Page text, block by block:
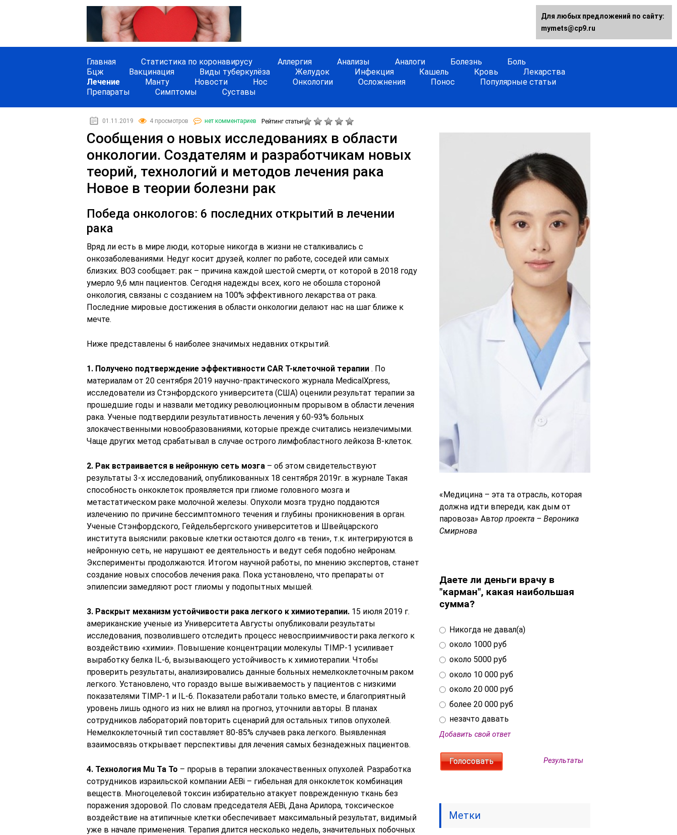
Главная Статистика по коронавирусу Аллергия Анализы Аналоги Болезнь
Боль
Бцж
Вакцинация Виды туберкулёза Желудок Инфекция Кашель Кровь
Лекарства
Лечение
Манту Новости Нос Онкологии Осложнения Понос
Популярные статьи
Препараты
Симптомы Суставы
01.11.2019 4 просмотров нет комментариев Рейтинг статьи
Сообщения о новых исследованиях в области
онкологии. Создателям и разработчикам новых
теорий, технологий и методов лечения рака
Новое в теории болезни рак
Победа онкологов: 6 последних открытий в лечении
рака
Вряд ли есть в мире люди, которые никогда в жизни не сталкивались с
онкозаболеваниями. Недуг косит друзей, коллег по работе, соседей или самых
близких. ВОЗ сообщает: рак – причина каждой шестой смерти, от которой в 2018 году
умерло 9,6 млн пациентов. Сегодня надежды всех, кого не обошла стороной
онкология, связаны с созданием на 100% эффективного лекарства от рака.
Последние мировые достижения в области онкологии делают нас на шаг ближе к
мечте.
Ниже представлены 6 наиболее значимых недавних открытий.
1. Получено подтверждение эффективности CAR T-клеточной терапии . По
материалам от 20 сентября 2019 научно-практического журнала MedicalXpress,
исследователи из Стэнфордского университета (США) оценили результат терапии за
прошедшие годы и назвали методику революционным прорывом в области лечения
рака. Ученые подтвердили результативность лечения у 60-93% больных
злокачественными новообразованиями, которые прежде считались неизлечимыми.
Чаще других метод срабатывал в случае острого лимфобластного лейкоза B-клеток.
2. Рак встраивается в нейронную сеть мозга – об этом свидетельствуют
результаты 3-х исследований, опубликованных 18 сентября 2019г. в журнале Такая
способность онкоклеток проявляется при глиоме головного мозга и
метастатическом раке молочной железы. Опухоли мозга трудно поддаются
излечению по причине бессимптомного течения и глубины проникновения в орган.
Ученые Стэнфордского, Гейдельбергского университетов и Швейцарского
института выяснили: раковые клетки остаются долго «в тени», т.к. интегрируются в
нейронную сеть, не нарушают ее деятельность и ведут себя подобно нейронам.
Эксперименты продолжаются. Итогом научной работы, по мнению экспертов, станет
создание новых способов лечения рака. Пока установлено, что препараты от
эпилепсии замедляют рост глиомы у подопытных мышей.
3. Раскрыт механизм устойчивости рака легкого к химиотерапии. 15 июля 2019 г.
американские ученые из Университета Августы опубликовали результаты
исследования, позволившего отследить процесс невосприимчивости рака легкого к
воздействию «химии». Повышение концентрации молекулы TIMP-1 усиливает
выработку белка IL-6, вызывающего устойчивость к химиотерапии. Чтобы
проверить результаты, анализировались данные больных немелкоклеточным раком
легкого. Установлено, что гораздо выше выживаемость у пациентов с низкими
показателями TIMP-1 и IL-6. Показатели работали только вместе, и благоприятный
уровень лишь одного из них не влиял на прогноз, уточнили авторы. В планах
сотрудников лабораторий повторить сценарий для остальных типов опухолей.
Немелкоклеточный тип составляет 80-85% случаев рака легкого. Выявленная
взаимосвязь открывает перспективы для лечения самых безнадежных пациентов.
4. Технология Mu Ta To – прорыв в терапии злокачественных опухолей. Разработка
сотрудников израильской компании AEBi – гибельная для онкоклеток комбинация
веществ. Многоцелевой токсин избирательно атакует поврежденную ткань без
поражения здоровой. По словам председателя AEBi, Дана Арилора, токсическое
воздействие на атипичные клетки обеспечивает максимальный результат, видимый
уже в начале применения. Терапия длится несколько недель, значительных побочных
«Медицина – эта та отрасль, которая
должна идти впереди, как дым от
паровоза» Автор проекта – Вероника
Смирнова
Даете ли деньги врачу в
"карман", какая наибольшая
сумма?
Никогда не давал(а)
около 1000 руб
около 5000 руб
около 10 000 руб
около 20 000 руб
более 20 000 руб
незачто давать
Добавить свой ответ
Результаты
Метки
Для любых предложений по сайту:
mymets@cp9.ru